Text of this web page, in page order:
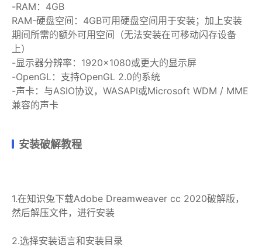
-RAM：4GB
RAM-硬盘空间：4GB可用硬盘空间用于安装；加上安装
期间所需的额外可用空间（无法安装在可移动闪存设备
上）
-显示器分辨率：1920×1080或更大的显示屏
-OpenGL：支持OpenGL 2.0的系统
-声卡：与ASIO协议，WASAPI或Microsoft WDM / MME
兼容的声卡
安装破解教程
1.在知识兔下载Adobe Dreamweaver cc 2020破解版，
然后解压文件，进行安装
2.选择安装语言和安装目录